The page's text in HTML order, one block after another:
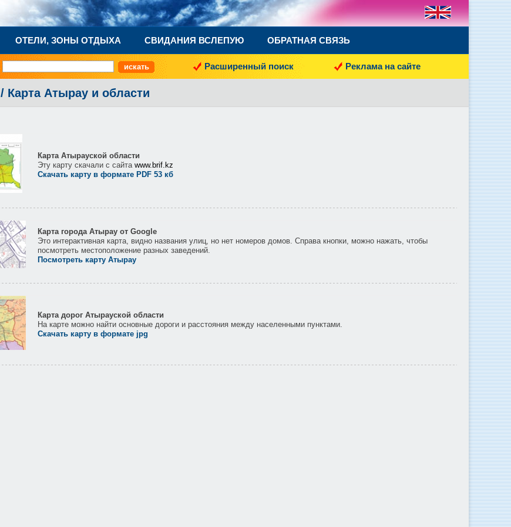
ОТЕЛИ, ЗОНЫ ОТДЫХА СВИДАНИЯ ВСЛЕПУЮ ОБРАТНАЯ СВЯЗЬ
Расширенный поиск Реклама на сайте
/ Карта Атырау и области
Карта Атырауской области
Эту карту скачали с сайта www.brif.kz
Скачать карту в формате PDF 53 кб
Карта города Атырау от Google
Это интерактивная карта, видно названия улиц, но нет номеров домов. Справа кнопки, можно нажать, чтобы
посмотреть местоположение разных заведений.
Посмотреть карту Атырау
Карта дорог Атырауской области
На карте можно найти основные дороги и расстояния между населенными пунктами.
Скачать карту в формате jpg